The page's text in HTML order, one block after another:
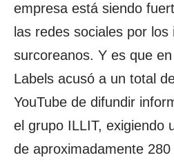
empresa está siendo
las redes sociales por los
surcoreanos. Y es que
Labels acusó a un total
YouTube de difundir
el grupo ILLIT, exigiendo
de aproximadamente